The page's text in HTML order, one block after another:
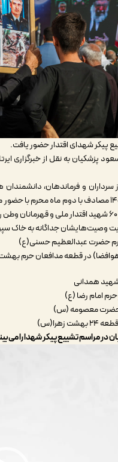
پیکر شهدای اقتدار حضور یافت.
پزشکیان به نقل از خبرگزاری
سرداران و فرماندهان،
رسیدند صبح امروز شنبه ۷ تیرماه ۱۴۰۴
وصیت‌هایشان جداگانه به خاک
حضرت عبدالعظیم حسنی(ع)
در قطعه مدافعان حرم
همدانی
امام رضا (ع)
حضرت معصومه (س)
در مراسم تشییع پیکر شهدا را